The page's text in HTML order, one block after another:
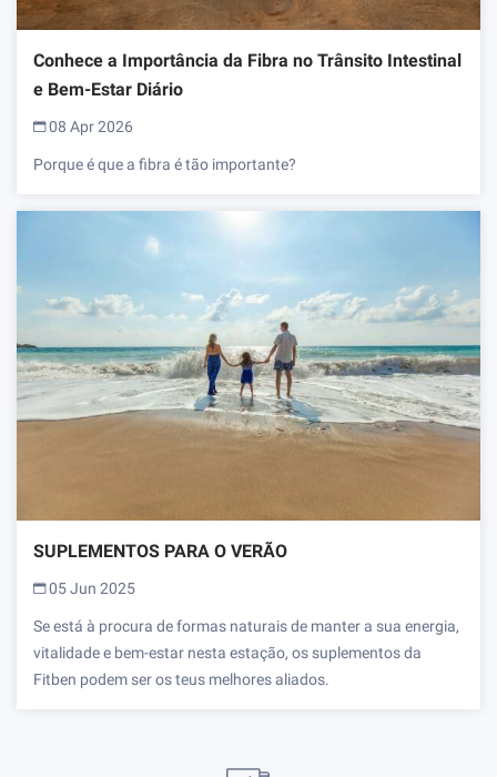
Conhece a Importância da Fibra no Trânsito Intestinal
e Bem-Estar Diário
08 Apr 2026
Porque é que a fibra é tão importante?
SUPLEMENTOS PARA O VERÃO
05 Jun 2025
Se está à procura de formas naturais de manter a sua energia,
vitalidade e bem-estar nesta estação, os suplementos da
Fitben podem ser os teus melhores aliados.